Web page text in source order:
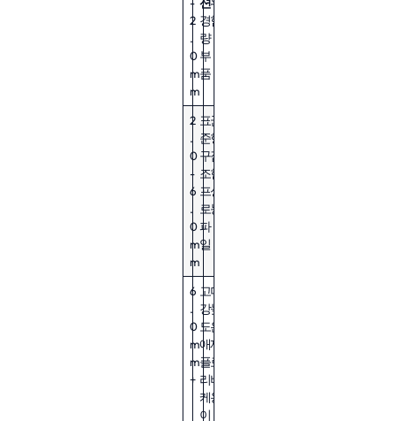
2
.
0
m
m
경
량
부
품
험
2
.
0
-
6
.
0
m
m
표
준
구
조
프
로
파
일
균
형
잡
힌
성
능
6
.
0
m
m
+
고
강
도
애
플
리
케
이
더
높
은
재
료
비
용